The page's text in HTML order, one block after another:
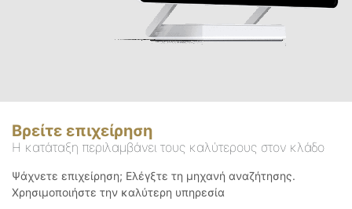
Βρείτε επιχείρηση
Η κατάταξη περιλαμβάνει τους καλύτερους στον κλάδο
Ψάχνετε επιχείρηση; Ελέγξτε τη μηχανή αναζήτησης.
Χρησιμοποιήστε την καλύτερη υπηρεσία